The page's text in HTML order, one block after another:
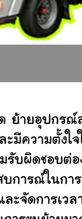
ย้ายอุปกร
ความตั้งใ
รับผิดชอบ
บการณ์ในก
ะจัดการเว